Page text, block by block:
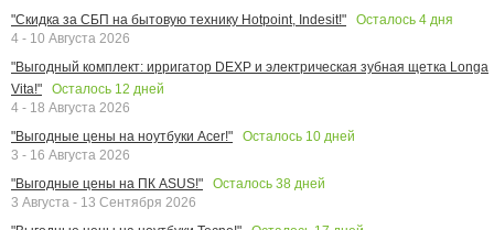
"Скидка за СБП на бытовую технику Hotpoint, Indesit!"
Осталось 4 дня
4 - 10 Августа 2026
"Выгодный комплект: ирригатор DEXP и электрическая зубная щетка Longa
Vita!"
Осталось 12 дней
4 - 18 Августа 2026
"Выгодные цены на ноутбуки Acer!"
Осталось 10 дней
3 - 16 Августа 2026
"Выгодные цены на ПК ASUS!"
Осталось 38 дней
3 Августа - 13 Сентября 2026